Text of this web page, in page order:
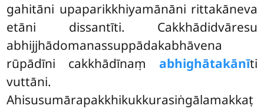
gahitāni upaparikkhiyamānāni rittakāneva
etāni dissantīti. Cakkhādidvāresu
abhijjhādomanassuppādakabhāvena
rūpādīni cakkhādīnaṃ abhighātakānīti
vuttāni.
Ahisusumārapakkhikukkurasiṅgālamakkaṭ